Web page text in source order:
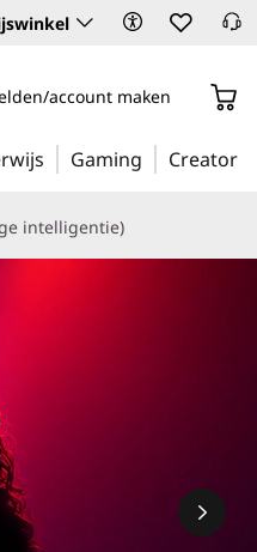
account maken
Gaming Creator
intelligentie)